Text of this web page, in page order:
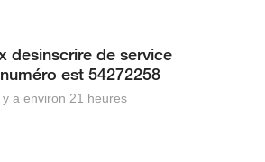
desinscrire de service
est 54272258
y a environ 21 heures